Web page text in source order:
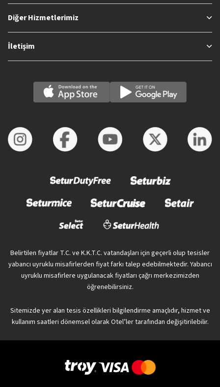
Diğer Hizmetlerimiz
İletişim
Belirtilen fiyatlar T.C. ve K.K.T.C. vatandaşları için geçerli olup tesisler
yabancı uyruklu misafirlerden fiyat farkı talep edebilmektedir. Yabancı
uyruklu misafirlere uygulanacak fiyatları çağrı merkezimizden
öğrenebilirsiniz.
Sitemizde yer alan tesis özellikleri bilgilendirme amaçlıdır, hizmet ve
kullanım saatleri dönemsel olarak Otel’ler tarafından değişitirilebilir.